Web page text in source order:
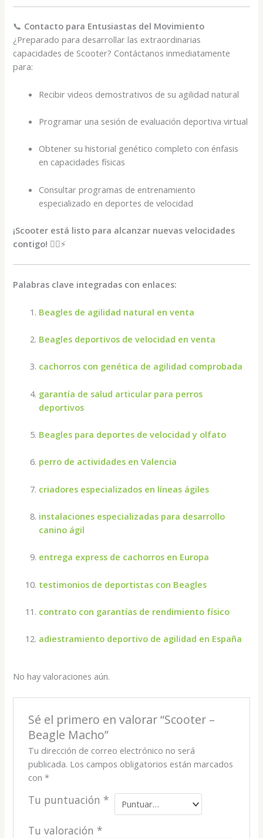
📞 Contacto para Entusiastas del Movimiento
¿Preparado para desarrollar las extraordinarias
capacidades de Scooter? Contáctanos inmediatamente
para:
Recibir videos demostrativos de su agilidad natural
Programar una sesión de evaluación deportiva virtual
Obtener su historial genético completo con énfasis
en capacidades físicas
Consultar programas de entrenamiento
especializado en deportes de velocidad
¡Scooter está listo para alcanzar nuevas velocidades
contigo! 🐕‍🦺⚡
Palabras clave integradas con enlaces:
Beagles de agilidad natural en venta
Beagles deportivos de velocidad en venta
cachorros con genética de agilidad comprobada
garantía de salud articular para perros
deportivos
Beagles para deportes de velocidad y olfato
perro de actividades en Valencia
criadores especializados en líneas ágiles
instalaciones especializadas para desarrollo
canino ágil
entrega express de cachorros en Europa
testimonios de deportistas con Beagles
contrato con garantías de rendimiento físico
adiestramiento deportivo de agilidad en España
No hay valoraciones aún.
Sé el primero en valorar “Scooter –
Beagle Macho”
Tu dirección de correo electrónico no será
publicada. Los campos obligatorios están marcados
con *
Tu puntuación *
Tu valoración *